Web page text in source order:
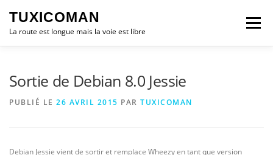
contenu
TUXICOMAN
La route est longue mais la voie est libre
Menu
Sortie de Debian 8.0 Jessie
PUBLIÉ LE 26 AVRIL 2015 PAR TUXICOMAN
Debian Jessie vient de sortir et remplace Wheezy en tant que version